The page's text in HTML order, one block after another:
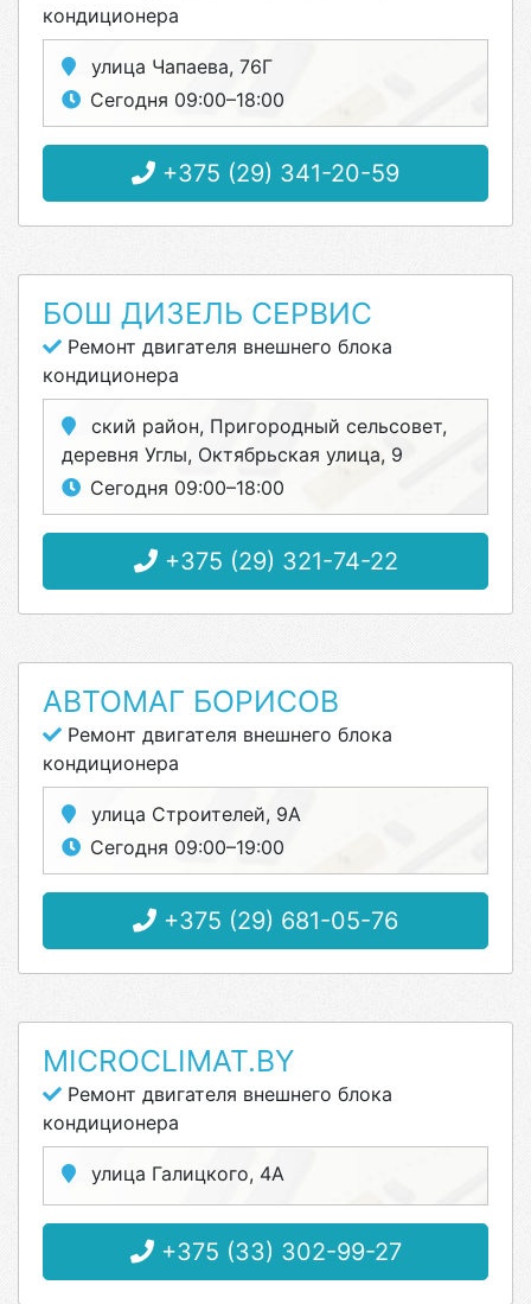
кондиционера
улица Чапаева, 76Г
Сегодня 09:00–18:00
+375 (29) 341-20-59
БОШ ДИЗЕЛЬ СЕРВИС
Ремонт двигателя внешнего блока
кондиционера
ский район, Пригородный сельсовет,
деревня Углы, Октябрьская улица, 9
Сегодня 09:00–18:00
+375 (29) 321-74-22
АВТОМАГ БОРИСОВ
Ремонт двигателя внешнего блока
кондиционера
улица Строителей, 9А
Сегодня 09:00–19:00
+375 (29) 681-05-76
MICROCLIMAT.BY
Ремонт двигателя внешнего блока
кондиционера
улица Галицкого, 4А
+375 (33) 302-99-27